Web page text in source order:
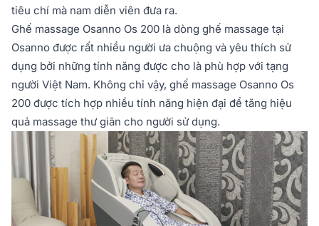
tiêu chí mà nam diễn viên đưa ra.
Ghế massage Osanno Os 200 là dòng ghế massage tại
Osanno được rất nhiều người ưa chuộng và yêu thích sử
dụng bởi những tính năng được cho là phù hợp với tạng
người Việt Nam. Không chỉ vậy, ghế massage Osanno Os
200 được tích hợp nhiều tính năng hiện đại để tăng hiệu
quả massage thư giãn cho người sử dụng.